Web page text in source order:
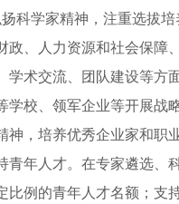
科学家精神，注重选拔
政、人力资源和社会保
学术交流、团队建设等
学校、领军企业等开展
神，培养优秀企业家和
青年人才。在专家遴选
比例的青年人才名额；